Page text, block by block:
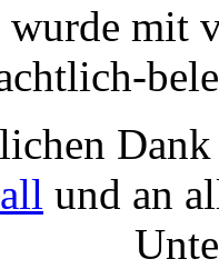
wurde mit
und an